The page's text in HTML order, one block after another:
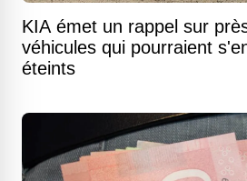
KIA émet un rappel sur
véhicules qui pourraient
éteints